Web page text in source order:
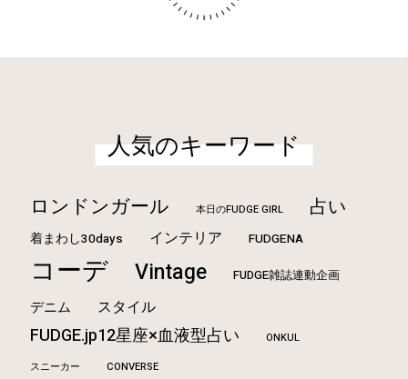
人気のキーワード
ロンドンガール 本日のFUDGE GIRL 占い
着まわし30days インテリア FUDGENA
コーデ Vintage FUDGE雑誌連動企画
デニム スタイル
FUDGE.jp12星座×血液型占い ONKUL
スニーカー CONVERSE